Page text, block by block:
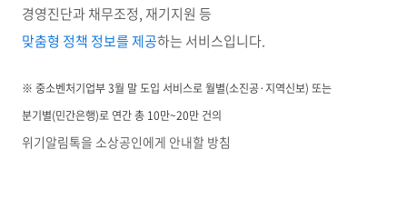
경영진단과 채무조정, 재기지원 등
맞춤형 정책 정보를 제공하는 서비스입니다.
※ 중소벤처기업부 3월 말 도입 서비스로 월별(소진공·지역신보) 또는
분기별(민간은행)로 연간 총 10만~20만 건의
위기알림톡을 소상공인에게 안내할 방침